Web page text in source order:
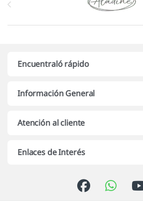
Encuentraló rápido
Información General
Atención al cliente
Enlaces de Interés